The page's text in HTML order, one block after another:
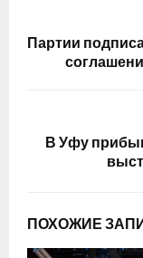
Партии
В Уфу
ПОХОЖИЕ